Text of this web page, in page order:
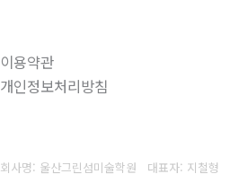
이용약관
개인정보처리방침
회사명: 울산그린섬미술학원 대표자: 지철형